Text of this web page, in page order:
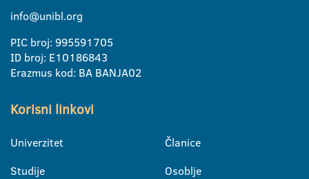
info@unibl.org
PIC broj: 995591705
ID broj: E10186843
Erazmus kod: BA BANJA02
Korisni linkovi
Univerzitet
Studije
Članice
Osoblje